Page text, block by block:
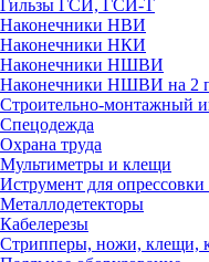
Гильзы ГСИ, ГСИ-Т
Наконечники НВИ
Наконечники НКИ
Наконечники НШВИ
Наконечники НШВИ на 2
Строительно-монтажный
Спецодежда
Охрана труда
Мультиметры и клещи
Иструмент для
Металлодетекторы
Кабелерезы
Стрипперы, ножи, клещи,